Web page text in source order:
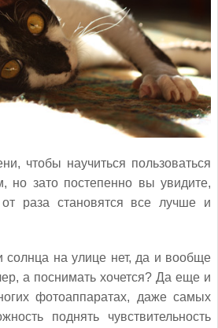
чтобы научиться пользоваться
но зато постепенно вы увидите,
раза становятся все лучше и
солнца на улице нет, да и вообще
а поснимать хочется? Да еще и
фотоаппаратах, даже самых
поднять чувствительность